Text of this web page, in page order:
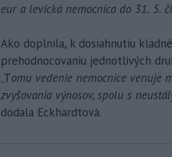
eur a levická nemocnica do 31. 5.
Ako doplnila, k dosiahnutiu
prehodnocovaniu jednotlivých
„Tomu vedenie nemocnice venuje
zvyšovania výnosov, spolu s
dodala Eckhardtová.